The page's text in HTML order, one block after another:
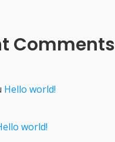
Comments
Hello world!
world!